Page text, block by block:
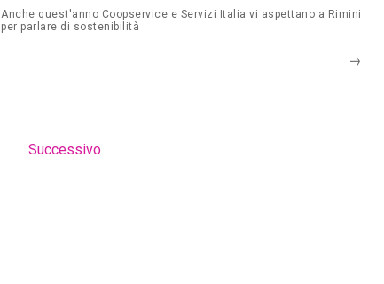
Anche quest'anno Coopservice e Servizi Italia vi aspettano a Rimini
per parlare di sostenibilità
Successivo